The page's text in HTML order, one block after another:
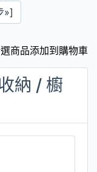
»]
納 / 櫥